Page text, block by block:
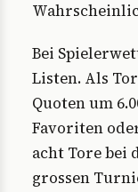
Bei
Listen. Als
Quoten um
Favoriten
acht Tore bei
grossen